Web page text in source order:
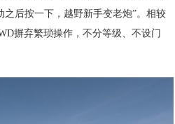
后按一下，越野新手变老炮”。相较
摒弃繁琐操作，不分等级、不设门